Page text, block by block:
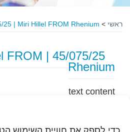
ראשי >
25 | Miri Hillel FROM Rhenium
Hillel FROM
Rhenium
text content